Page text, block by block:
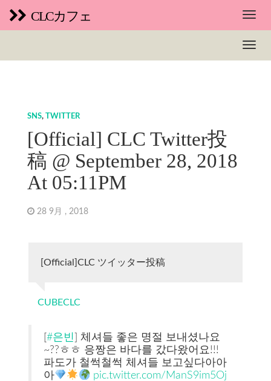
CLCカフェ
SNS, TWITTER
[Official] CLC Twitter投
稿 @ September 28, 2018
At 05:11PM
28 9月 , 2018
[Official]CLC ツイッター投稿
CUBECLC
#은빈
] 체셔들 좋은 명절 보내셨나요
~??ㅎㅎ 응짱은 바다를 갔다왔어요!!!
파도가 철썩철썩 체셔들 보고싶다아아
아
pic.twitter.com/ManS9im5Oj